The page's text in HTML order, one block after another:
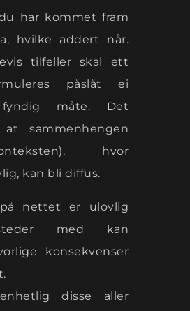
har kommet fram
hvilke addert når.
tilfeller skal ett
påslåt ei
måte. Det
sammenhengen
hvor
kan bli diffus.
på nettet er ulovlig
med kan
konsekvenser
disse aller